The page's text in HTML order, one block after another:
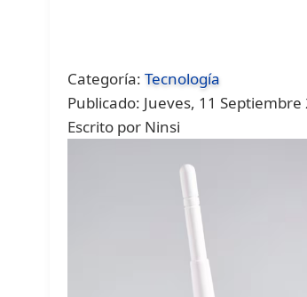
Categoría:Tecnología
Publicado: Jueves, 11 Septiembre
Escrito por Ninsi